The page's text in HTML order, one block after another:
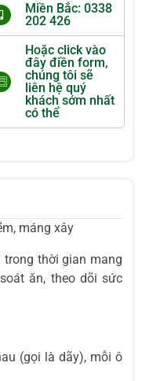
Miền Bắc: 0338
202 426
Hoặc click vào
đây điền form,
chúng tôi sẽ
liên hệ quý
khách sớm nhất
có thể
máng xây
trong thời gian mang
ăn, theo dõi sức
(gọi là dãy), mỗi ô